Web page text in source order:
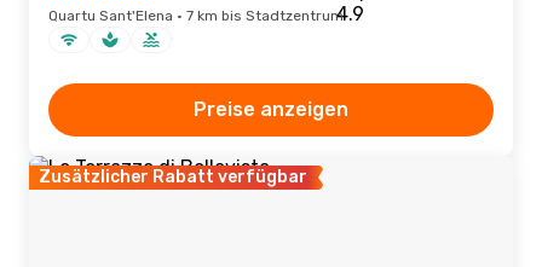
Quartu Sant'Elena · 7 km bis Stadtzentrum
Preise anzeigen
Zusätzlicher Rabatt verfügbar